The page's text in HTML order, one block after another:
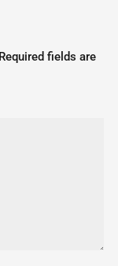
Required fields are